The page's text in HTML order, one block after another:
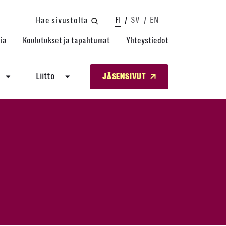
Hae sivustolta FI SV EN
Koulutukset ja tapahtumat Yhteystiedot
Liitto JÄSENSIVUT